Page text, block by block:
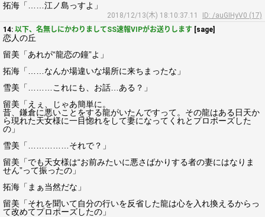
拓海「……江ノ島っすよ」
2018/12/13(木) 18:10:37.11
ID: /auGIHyV0 (17)
14: 以下、名無しにかわりましてSS速報VIPがお送りします [sage]
恋人の丘
留美「あれが“龍恋の鐘”よ」
拓海「……なんか場違いな場所に来ちまったな」
雪美「………これにも、お話…ある？」
留美「えぇ、じゃあ簡単に。
昔、鎌倉に悪いことをする龍がいたんですって。その龍はある日天か
ら現れた天女様に一目惚れをして妻になってくれとプロポーズした
の」
雪美「……………それで？」
留美「でも天女様は“お前みたいに悪さばかりする者の妻にはなりま
せん”って振ったの」
拓海「まぁ当然だな」
留美「それを聞いて自分の行いを反省した龍は心を入れ換えるからっ
て改めてプロポーズしたの」